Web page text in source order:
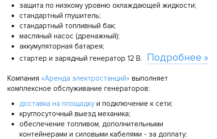
защита по низкому уровню охлаждающей жидкости;
стандартный глушитель;
стандартный топливный бак;
масляный насос (дренажный);
аккумуляторная батарея;
стартер и зарядный генератор 12 В.
Подробнее »
Компания «Аренда электростанций» выполняет
комплексное обслуживание генераторов:
доставка на площадку и подключение к сети;
круглосуточный выезд механика;
обеспечение топливом, дополнительными
контейнерами и силовыми кабелями - за доплату;